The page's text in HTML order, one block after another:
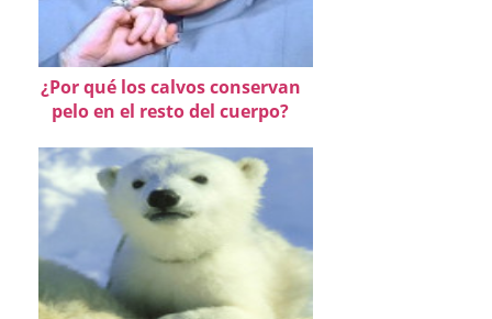
¿Por qué los calvos conservan
pelo en el resto del cuerpo?